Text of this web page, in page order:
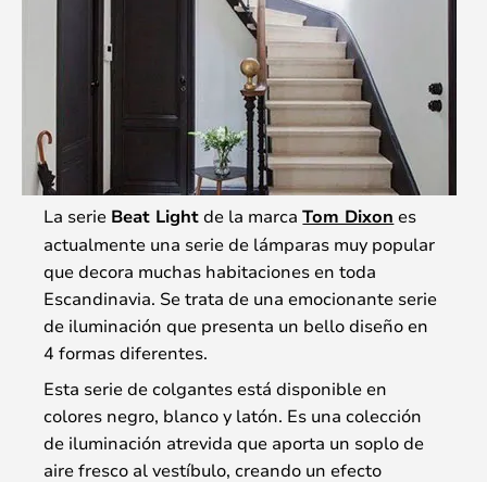
La serie Beat Lightde la marcaTom Dixon es
actualmente una serie de lámparas muy popular
que decora muchas habitaciones en toda
Escandinavia. Se trata de una emocionante serie
de iluminación que presenta un bello diseño en
4 formas diferentes.
Esta serie de colgantes está disponible en
colores negro, blanco y latón. Es una colección
de iluminación atrevida que aporta un soplo de
aire fresco al vestíbulo, creando un efecto